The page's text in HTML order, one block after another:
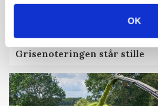
OK
Grisenoteringen står stille